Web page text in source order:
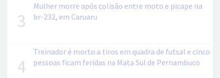
3
Mulher morre após colisão entre moto e picape na
br-232, em Caruaru
4
Treinador é morto a tiros em quadra de futsal e cinco
pessoas ficam feridas na Mata Sul de Pernambuco